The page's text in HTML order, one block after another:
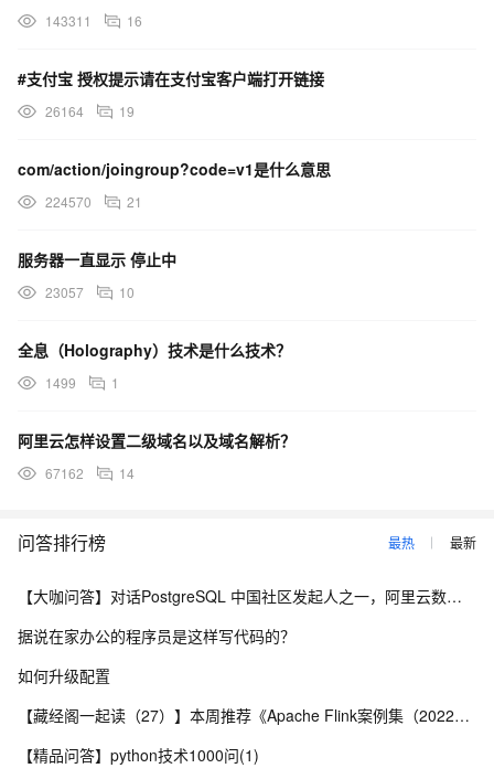
143311 16
#支付宝 授权提示请在支付宝客户端打开链接
26164 19
com/action/joingroup?code=v1是什么意思
224570 21
服务器一直显示 停止中
23057 10
全息（Holography）技术是什么技术？
1499 1
阿里云怎样设置二级域名以及域名解析？
67162 14
问答排行榜 最热 最新
【大咖问答】对话PostgreSQL 中国社区发起人之一，阿里云数据库高级专家 德哥
据说在家办公的程序员是这样写代码的？
如何升级配置
【藏经阁一起读（27）】本周推荐《Apache Flink案例集（2022版）》，你有哪些心得？
【精品问答】python技术1000问(1)